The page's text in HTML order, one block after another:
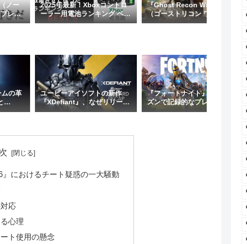
ノー
レイ
）
2025年最新！Xboxコントロ
ーラー用電池ランキング ベス
ト5【レビュー＆比較で決
『Ghost Recon Wildlands
（ゴーストリコン ワイルドラ
ンズ）』ゲームレビュー
の革
来
ユービーアイソフトの新作
『XDefiant』、なぜリリース
が延期されたのか？
『フォートナイト』が新シー
ズンで記録的なプレイヤー数
を達成
におけるチート疑惑の一大騒動
応
心理
ト使用の懸念